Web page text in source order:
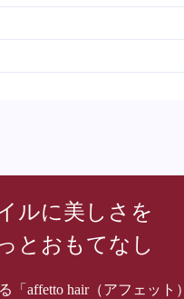
ルに美しさを
とおもてなし
「affetto hair（アフェット